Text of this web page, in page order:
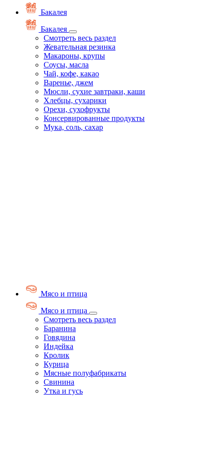
Бакалея
Бакалея
Смотреть весь раздел
Жевательная резинка
Макароны, крупы
Соусы, масла
Чай, кофе, какао
Варенье, джем
Мюсли, сухие завтраки, каши
Хлебцы, сухарики
Орехи, сухофрукты
Консервированные продукты
Мука, соль, сахар
Мясо и птица
Мясо и птица
Смотреть весь раздел
Баранина
Говядина
Индейка
Кролик
Курица
Мясные полуфабрикаты
Свинина
Утка и гусь